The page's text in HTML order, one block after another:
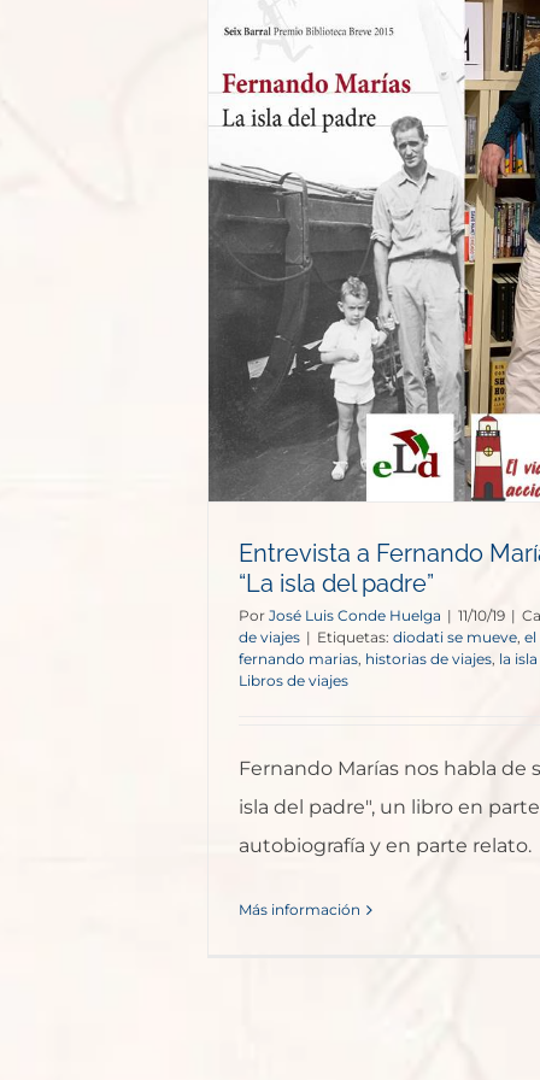
Entrevista a Fernando
“La isla del padre”
Por José Luis Conde Huelga | 11/10/19 |
de viajes | Etiquetas: diodati se mueve,
fernando marias, historias de viajes, la
Libros de viajes
Fernando Marías nos habla de
isla del padre", un libro en parte
autobiografía y en parte relato.
Más información